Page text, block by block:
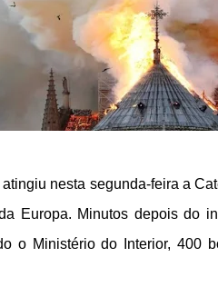
nesta segunda-feira a
Europa. Minutos depois do
o Ministério do Interior, 400